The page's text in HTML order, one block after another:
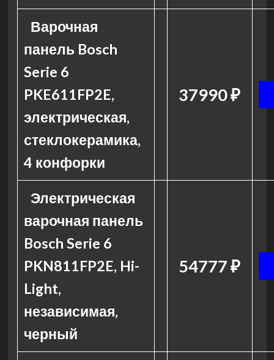
Варочная
панель Bosch
Serie 6
PKE611FP2E,
электрическая,
стеклокерамика,
4 конфорки
37990 ₽
Электрическая
варочная панель
Bosch Serie 6
PKN811FP2E, Hi-
Light,
независимая,
черный
54777 ₽